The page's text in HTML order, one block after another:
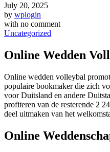
July 20, 2025
by wplogin
with no comment
Uncategorized
Online Wedden
Online wedden volleybal
populaire bookmaker die zich
voor Duitsland en andere
profiteren van de resterende 2
deel uitmaken van het
Online